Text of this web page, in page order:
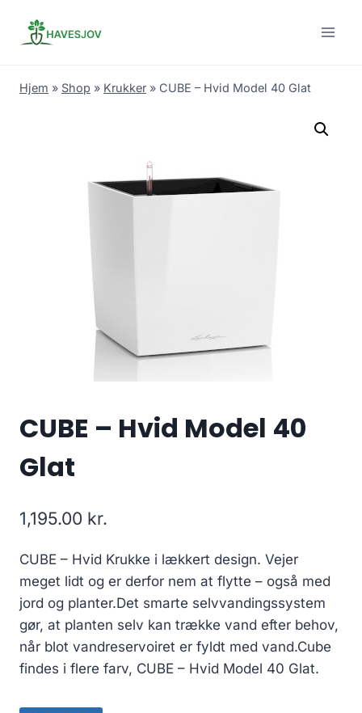
Hjem » Shop » Krukker » CUBE – Hvid Model 40 Glat
CUBE – Hvid Model 40
Glat
1,195.00 kr.
CUBE – Hvid Krukke i lækkert design. Vejer
meget lidt og er derfor nem at flytte – også med
jord og planter.Det smarte selvvandingssystem
gør, at planten selv kan trække vand efter behov,
når blot vandreservoiret er fyldt med vand.Cube
findes i flere farv, CUBE – Hvid Model 40 Glat.